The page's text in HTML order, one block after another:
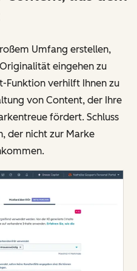
Umfang erstellen,
eingehen zu
Funktion verhilft Ihnen zu
von Content, der Ihre
fördert. Schluss
der nicht zur Marke